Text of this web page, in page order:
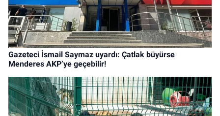
Gazeteci İsmail Saymaz uyardı: Çatlak büyürse
Menderes AKP’ye geçebilir!